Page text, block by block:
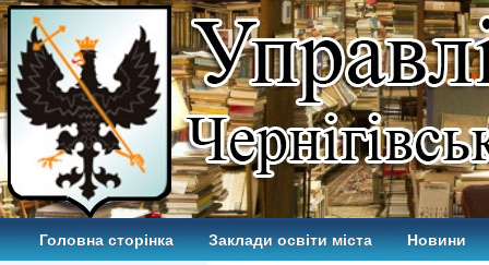
Головна сторінка Заклади освіти міста Новини